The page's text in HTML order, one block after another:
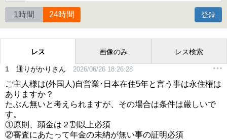
1時間 24時間 登録
レス 画像のみ レス検索
1 通りがかりさん 2026/06/26 18:26:28
ご主人様は(外国人)自営業･日本在住5年と言う事は永住権は
ありますか？
たぶん無いと考えられますが、その場合は条件は厳しいで
す。
①原則、頭金は２割以上必須
②審査にあたって年金の未納が無い事の証明必須